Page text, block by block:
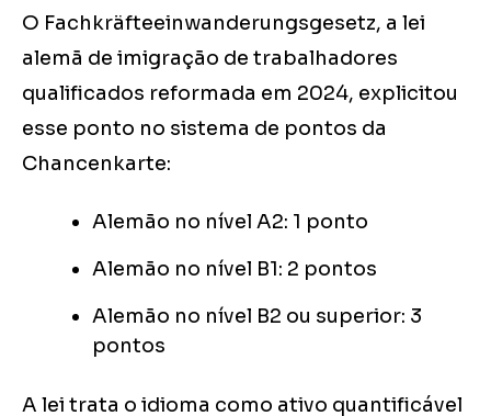
O Fachkräfteeinwanderungsgesetz, a lei
alemã de imigração de trabalhadores
qualificados reformada em 2024, explicitou
esse ponto no sistema de pontos da
Chancenkarte:
Alemão no nível A2: 1 ponto
Alemão no nível B1: 2 pontos
Alemão no nível B2 ou superior: 3
pontos
A lei trata o idioma como ativo quantificável